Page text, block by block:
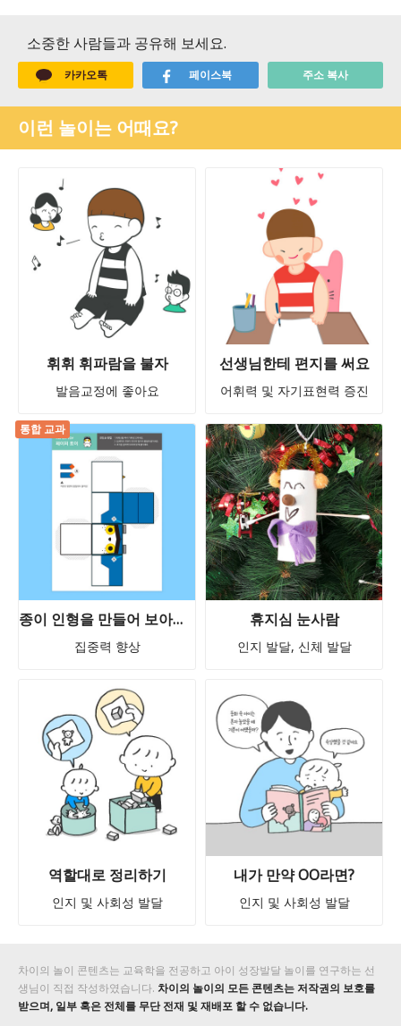
소중한 사람들과 공유해 보세요.
카카오톡 페이스북 주소 복사
이런 놀이는 어때요?
휘휘 휘파람을 불자
발음교정에 좋아요
선생님한테 편지를 써요
어휘력 및 자기표현력 증진
통합 교과
종이 인형을 만들어 보아요 - 페이퍼 토이 무료 활동지(1) 파란 강아지 만들기 ★ 차이의 놀이 무료 활동지 즉시 다운로드!
집중력 향상
휴지심 눈사람
인지 발달, 신체 발달
역할대로 정리하기
인지 및 사회성 발달
내가 만약 OO라면?
인지 및 사회성 발달
차이의 놀이 콘텐츠는 교육학을 전공하고 아이 성장발달 놀이를 연구하는 선
생님이 직접 작성하였습니다. 차이의 놀이의 모든 콘텐츠는 저작권의 보호를
받으며, 일부 혹은 전체를 무단 전재 및 재배포 할 수 없습니다.